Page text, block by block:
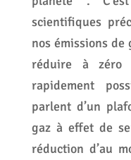
scientifiques
nos émissions
réduire à zéro
rapidement
parlent d’un
gaz à effet de
réduction d’au